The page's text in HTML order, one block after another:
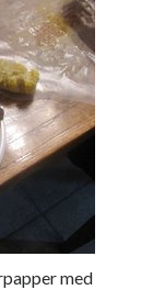
med